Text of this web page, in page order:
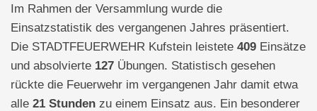
Im Rahmen der Versammlung wurde die
Einsatzstatistik des vergangenen Jahres präsentiert.
Die STADTFEUERWEHR Kufstein leistete 409 Einsätze
und absolvierte 127 Übungen. Statistisch gesehen
rückte die Feuerwehr im vergangenen Jahr damit etwa
alle 21 Stunden zu einem Einsatz aus. Ein besonderer